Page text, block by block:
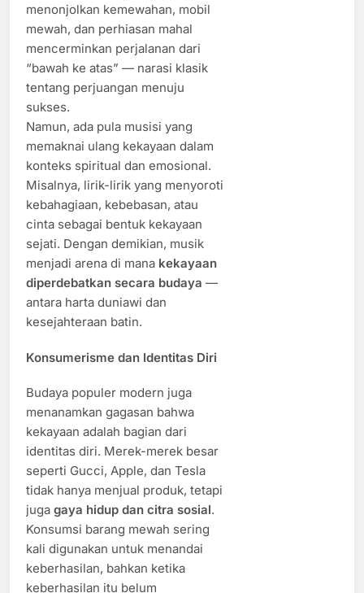
menonjolkan kemewahan, mobil
mewah, dan perhiasan mahal
mencerminkan perjalanan dari
“bawah ke atas” — narasi klasik
tentang perjuangan menuju
sukses.
Namun, ada pula musisi yang
memaknai ulang kekayaan dalam
konteks spiritual dan emosional.
Misalnya, lirik-lirik yang menyoroti
kebahagiaan, kebebasan, atau
cinta sebagai bentuk kekayaan
sejati. Dengan demikian, musik
menjadi arena di mana kekayaan
diperdebatkan secara budaya —
antara harta duniawi dan
kesejahteraan batin.
Konsumerisme dan Identitas Diri
Budaya populer modern juga
menanamkan gagasan bahwa
kekayaan adalah bagian dari
identitas diri. Merek-merek besar
seperti Gucci, Apple, dan Tesla
tidak hanya menjual produk, tetapi
juga gaya hidup dan citra sosial.
Konsumsi barang mewah sering
kali digunakan untuk menandai
keberhasilan, bahkan ketika
keberhasilan itu belum